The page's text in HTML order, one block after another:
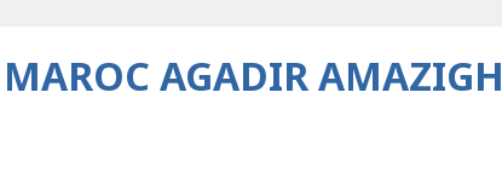
MAROC AGADIR AMAZIGH